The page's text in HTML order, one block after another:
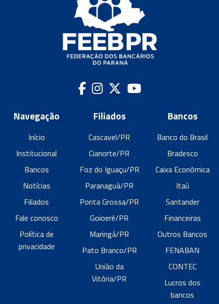
Navegação
Início
Institucional
Bancos
Notícias
Filiados
Fale conosco
Política de
privacidade
Filiados
Cascavel/PR
Cianorte/PR
Foz do Iguaçu/PR
Paranaguá/PR
Ponta Grossa/PR
Goioerê/PR
Maringá/PR
Pato Branco/PR
União da
Vitória/PR
Bancos
Banco do Brasil
Bradesco
Caixa Econômica
Itaú
Santander
Financeiras
Outros Bancos
FENABAN
CONTEC
Lucros dos
bancos